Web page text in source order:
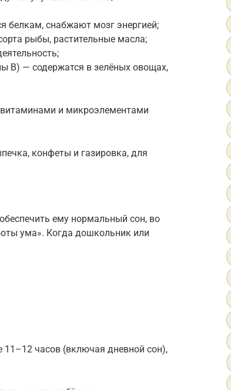
белкам, снабжают мозг энергией;
рыбы, растительные масла;
В) — содержатся в зелёных овощах,
и микроэлементами
конфеты и газировка, для
ему нормальный сон, во
ума». Когда дошкольник или
часов (включая дневной сон),